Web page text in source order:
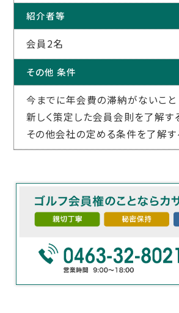
紹介者等
会員2名
その他 条件
今までに年会費の滞納がないこと
新しく策定した会員会則を了解す
その他会社の定める条件を了解す